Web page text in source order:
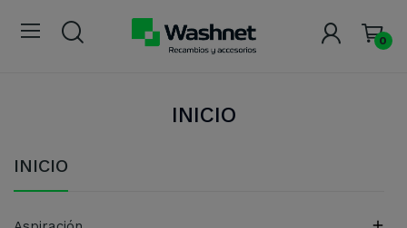
0
INICIO
INICIO